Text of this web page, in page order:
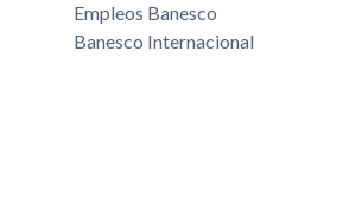
Empleos Banesco
Banesco Internacional